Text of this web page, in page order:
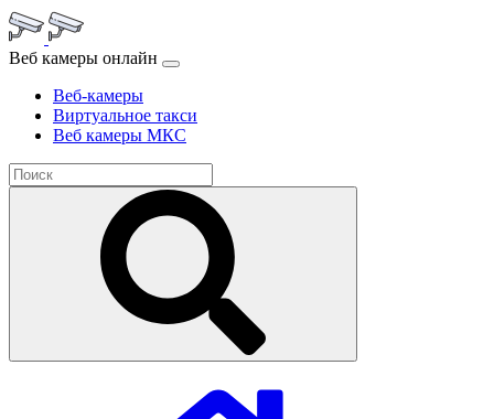
Веб камеры онлайн
Веб-камеры
Виртуальное такси
Веб камеры МКС